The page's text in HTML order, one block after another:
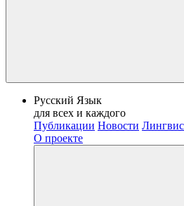
Русский Язык
для всех и каждого
Публикации Новости
О проекте